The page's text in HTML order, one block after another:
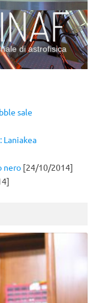
di astrofisica
sale
Laniakea
nero [24/10/2014]